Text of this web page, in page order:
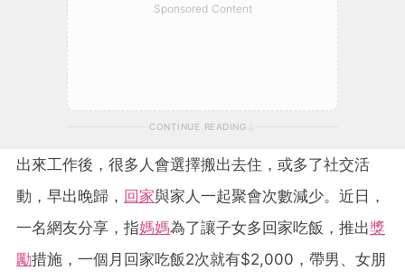
Sponsored Content
CONTINUE READING
出來工作後，很多人會選擇搬出去住，或多了社交活
動，早出晚歸， 回家與家人一起聚會次數減少。近日，
一名網友分享，指媽媽為了讓子女多回家吃飯，推出獎
勵措施，一個月回家吃飯2次就有$2,000，帶男、女朋